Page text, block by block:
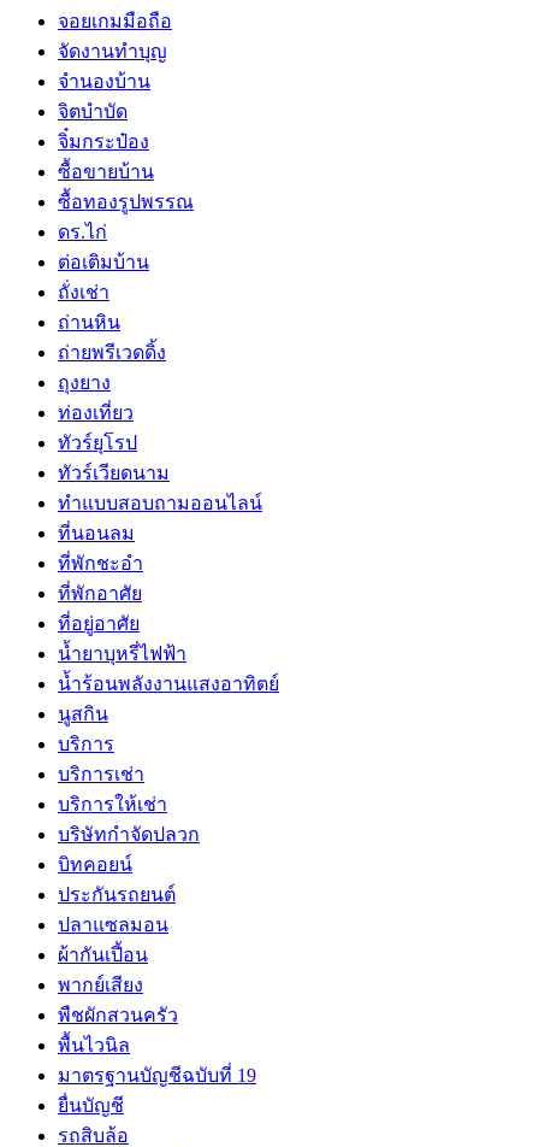
จอยเกมมือถือ
จัดงานทำบุญ
จำนองบ้าน
จิตบำบัด
จิ๋มกระป๋อง
ซื้อขายบ้าน
ซื้อทองรูปพรรณ
ดร.ไก่
ต่อเติมบ้าน
ถั่งเช่า
ถ่านหิน
ถ่ายพรีเวดดิ้ง
ถุงยาง
ท่องเที่ยว
ทัวร์ยุโรป
ทัวร์เวียดนาม
ทำแบบสอบถามออนไลน์
ที่นอนลม
ที่พักชะอำ
ที่พักอาศัย
ที่อยู่อาศัย
น้ำยาบุหรี่ไฟฟ้า
น้ำร้อนพลังงานแสงอาทิตย์
นูสกิน
บริการ
บริการเช่า
บริการให้เช่า
บริษัทกำจัดปลวก
บิทคอยน์
ประกันรถยนต์
ปลาแซลมอน
ผ้ากันเปี้อน
พากย์เสียง
พืชผักสวนครัว
พื้นไวนิล
มาตรฐานบัญชีฉบับที่ 19
ยื่นบัญชี
รถสิบล้อ